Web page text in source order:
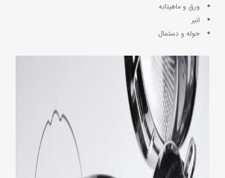
ورق و ماهیتابه
انبر
حوله و دستمال